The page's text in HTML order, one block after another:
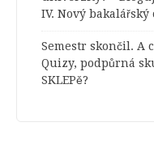
IV. Nový bakalářský
Semestr skončil. A
Quizy, podpůrná
SKLEPě?